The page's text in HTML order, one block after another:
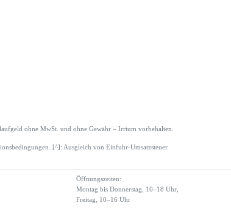
ohne MwSt. und ohne Gewähr – Irrtum vorbehalten.
[^]: Ausgleich von Einfuhr-Umsatzsteuer.
Öffnungszeiten:
Montag bis Donnerstag, 10–18 Uhr,
Freitag, 10–16 Uhr